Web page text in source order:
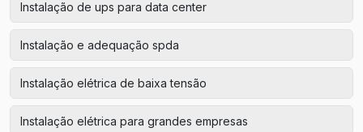
Instalação de ups para data center
Instalação e adequação spda
Instalação elétrica de baixa tensão
Instalação elétrica para grandes empresas